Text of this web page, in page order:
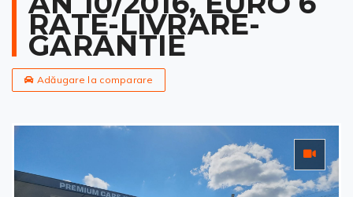
RATE-LIVRARE-
GARANTIE
Adăugare la comparare